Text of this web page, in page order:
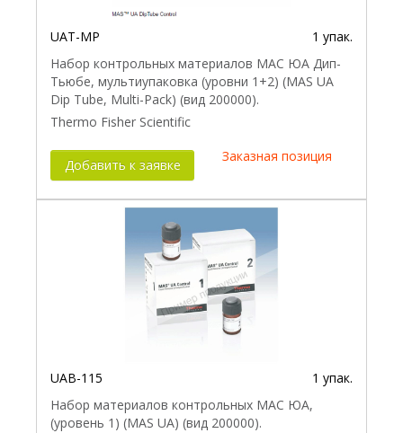
UAT-MP
1 упак.
Набор контрольных материалов МАС ЮА Дип-
Тьюбе, мультиупаковка (уровни 1+2) (MAS UA
Dip Tube, Multi-Pack) (вид 200000).
Thermo Fisher Scientific
Добавить к заявке
Заказная позиция
UAB-115
1 упак.
Набор материалов контрольных МАС ЮА,
(уровень 1) (MAS UA) (вид 200000).